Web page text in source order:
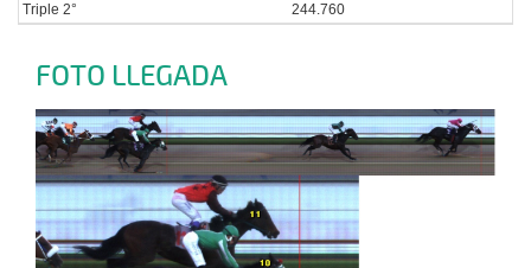
Triple 2°
244.760
FOTO LLEGADA